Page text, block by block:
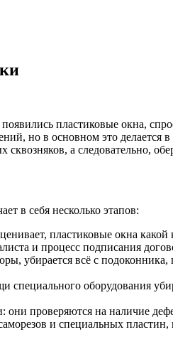
пластиковые окна,
но в основном это
а следовательно,
в себя несколько этапов:
пластиковые окна
и процесс подписания
убирается всё с
оборудования
проверяются на наличие
и специальных